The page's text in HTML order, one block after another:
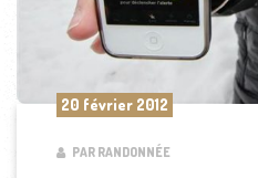
20 février 2012
PAR RANDONNÉE